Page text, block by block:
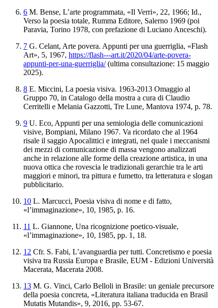
6 M. Bense, L’arte programmata, «Il Verri», 22, 1966; Id.,
Verso la poesia totale, Rumma Editore, Salerno 1969 (poi
Paravia, Torino 1978, con prefazione di Luciano Anceschi).
7 G. Celant, Arte povera. Appunti per una guerriglia, «Flash
Art», 5, 1967, https://flash---art.it/2020/04/arte-povera-
appunti-per-una-guerriglia/(ultima consultazione: 15 maggio
2025).
8 E. Miccini, La poesia visiva. 1963-2013 Omaggio al
Gruppo 70, in Catalogo della mostra a cura di Claudio
Cerritelli e Melania Gazzotti, Tre Lune, Mantova 1974, p. 78.
9 U. Eco, Appunti per una semiologia delle comunicazioni
visive, Bompiani, Milano 1967. Va ricordato che al 1964
risale il saggio Apocalittici e integrati, nel quale i meccanismi
dei mezzi di comunicazione di massa vengono analizzati
anche in relazione alle forme della creazione artistica, in una
nuova ottica che rovescia le tradizionali gerarchie tra le arti
maggiori e minori, tra pittura e fumetto, tra letteratura e slogan
pubblicitario.
10 L. Marcucci, Poesia visiva di nome e di fatto,
«l’immaginazione», 10, 1985, p. 16.
11 L. Giannone, Una ricognizione poetico-visuale,
«l’immaginazione», 10, 1985, pp. 1, 18.
12 Cfr. S. Fabi, L’avanguardia per tutti. Concretismo e poesia
visiva tra Russia Europa e Brasile, EUM - Edizioni Università
Macerata, Macerata 2008.
13 M. G. Vinci, Carlo Belloli in Brasile: un geniale precursore
della poesia concreta, «Literatura italiana traducida en Brasil
Mutatis Mutandis», 9, 2016, pp. 53-67.